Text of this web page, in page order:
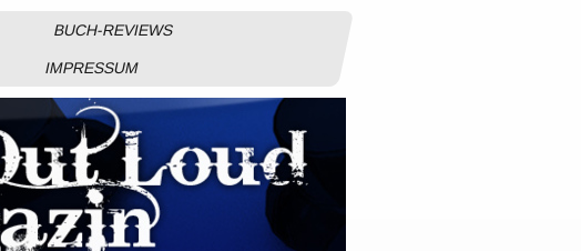
BUCH-REVIEWS
IMPRESSUM